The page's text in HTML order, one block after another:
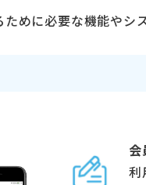
めに必要な機能やシ
会
利